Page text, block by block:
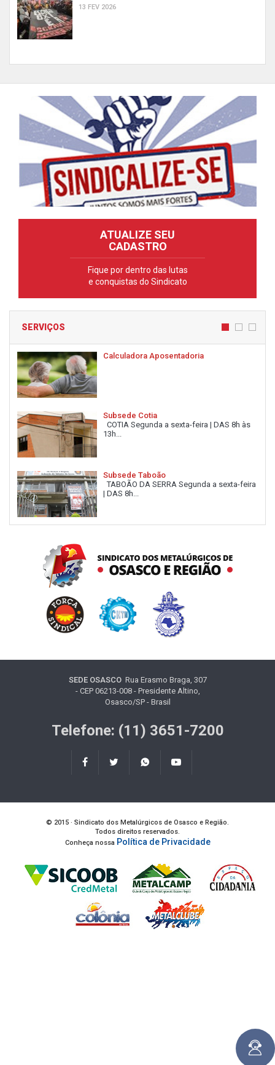
13 FEV 2026
ATUALIZE SEU
CADASTRO
Fique por dentro das lutas
e conquistas do Sindicato
SERVIÇOS
Calculadora Aposentadoria
Subsede Cotia
COTIA Segunda a sexta-feira | DAS 8h às
13h...
Subsede Taboão
TABOÃO DA SERRA Segunda a sexta-feira
| DAS 8h...
SEDE OSASCORua Erasmo Braga, 307
- CEP 06213-008 - Presidente Altino,
Osasco/SP - Brasil
Telefone: (11) 3651-7200
© 2015 · Sindicato dos Metalúrgicos de Osasco e Região.
Todos direitos reservados.
Conheça nossa Política de Privacidade